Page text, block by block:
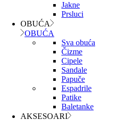
Jakne
Prsluci
OBUĆA
OBUĆA
Sva obuća
Čizme
Cipele
Sandale
Papuče
Espadrile
Patike
Baletanke
AKSESOARI